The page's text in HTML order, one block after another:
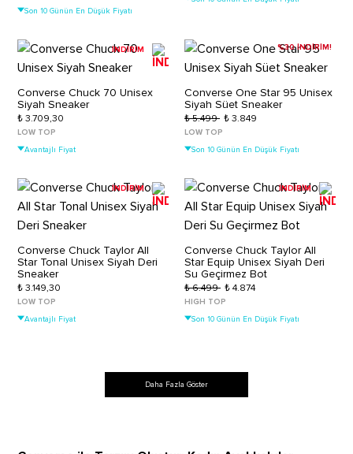
Son 10 Günün En Düşük Fiyatı
İNDİRİM
Converse Chuck 70 Unisex
Siyah Sneaker
₺ 3.709,30
LOW TOP
Avantajlı Fiyat
%30 İNDİRİM!
Converse One Star 95 Unisex
Siyah Süet Sneaker
₺ 5.499 ₺ 3.849
LOW TOP
Son 10 Günün En Düşük Fiyatı
İNDİRİM
Converse Chuck Taylor All
Star Tonal Unisex Siyah Deri
Sneaker
₺ 3.149,30
LOW TOP
Avantajlı Fiyat
İNDİRİM
Converse Chuck Taylor All
Star Equip Unisex Siyah Deri
Su Geçirmez Bot
₺ 6.499 ₺ 4.874
HIGH TOP
Son 10 Günün En Düşük Fiyatı
Daha Fazla Göster